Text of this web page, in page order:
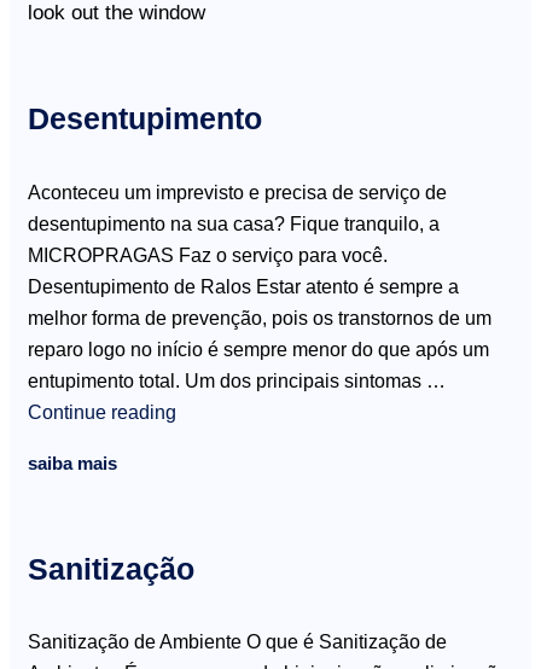
look out the window
Desentupimento
Aconteceu um imprevisto e precisa de serviço de
desentupimento na sua casa? Fique tranquilo, a
MICROPRAGAS Faz o serviço para você.
Desentupimento de Ralos Estar atento é sempre a
melhor forma de prevenção, pois os transtornos de um
reparo logo no início é sempre menor do que após um
entupimento total. Um dos principais sintomas …
Continue reading
saiba mais
Sanitização
Sanitização de Ambiente O que é Sanitização de